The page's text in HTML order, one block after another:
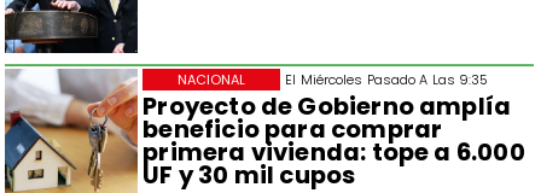
El Miércoles Pasado A Las 9:35
Proyecto de Gobierno amplía
beneficio para comprar
primera vivienda: tope a 6.000
UF y 30 mil cupos
NACIONAL